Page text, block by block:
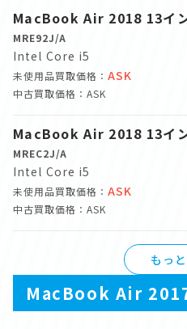
MacBook Air 2018 13イ
MRE92J/A
Intel Core i5
未使用品買取価格： ASK
中古買取価格：ASK
MacBook Air 2018 13イ
MREC2J/A
Intel Core i5
未使用品買取価格： ASK
中古買取価格：ASK
もっ
MacBook Air